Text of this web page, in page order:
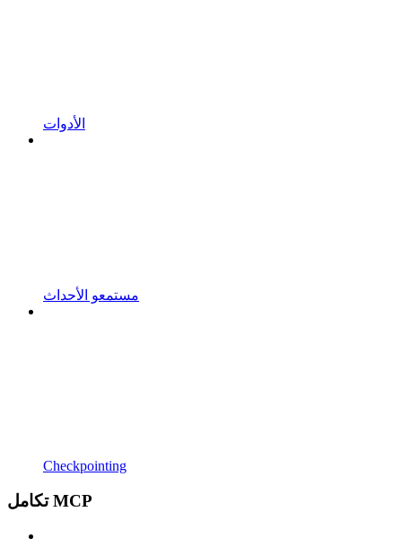
الأدوات
مستمعو الأحداث
Checkpointing
تكامل MCP